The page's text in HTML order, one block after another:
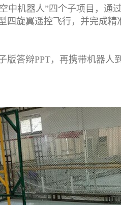
中机器人”四个子项目，通
四旋翼遥控飞行，并完成
答辩PPT，再携带机器人